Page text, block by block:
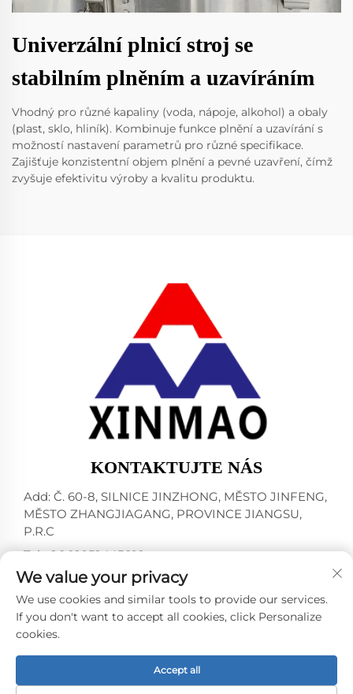
Univerzální plnicí stroj se
stabilním plněním a uzavíráním
Vhodný pro různé kapaliny (voda, nápoje, alkohol) a obaly
(plast, sklo, hliník). Kombinuje funkce plnění a uzavírání s
možností nastavení parametrů pro různé specifikace.
Zajišťuje konzistentní objem plnění a pevné uzavření, čímž
zvyšuje efektivitu výroby a kvalitu produktu.
KONTAKTUJTE NÁS
Add: Č. 60-8, SILNICE JINZHONG, MĚSTO JINFENG,
MĚSTO ZHANGJIAGANG, PROVINCE JIANGSU,
P.R.C
Tel:+86-18952445692
E-mail: [email protected]
Všechna práva vyhrazena © 2024 ZHANGJIAGANG CITY
XINMAO DRINK MACHINERY CO.,LTD. -Zásady
ochrany osobních údajů
We value your privacy
We use cookies and similar tools to provide our services.
If you don't want to accept all cookies, click Personalize
cookies.
Accept all